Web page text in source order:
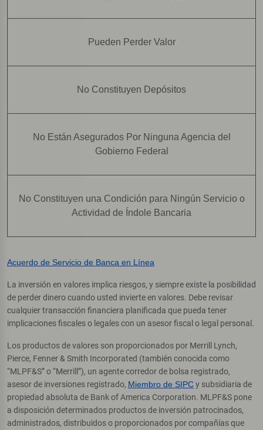
Pueden Perder Valor
No Constituyen Depósitos
No Están Asegurados Por Ninguna Agencia del
Gobierno Federal
No Constituyen una Condición para Ningún Servicio o
Actividad de Índole Bancaria
Acuerdo de Servicio de Banca en Línea
La inversión en valores implica riesgos, y siempre existe la posibilidad
de perder dinero cuando usted invierte en valores. Debe revisar
cualquier transacción financiera planificada que pueda tener
implicaciones fiscales o legales con un asesor fiscal o legal personal.
Los productos de valores son proporcionados por Merrill Lynch,
Pierce, Fenner & Smith Incorporated (también conocida como
“MLPF&S” o “Merrill”), un agente corredor de bolsa registrado,
asesor de inversiones registrado, Miembro de SIPCy subsidiaria de
propiedad absoluta de Bank of America Corporation. MLPF&S pone
a disposición determinados productos de inversión patrocinados,
administrados, distribuidos o proporcionados por compañías que